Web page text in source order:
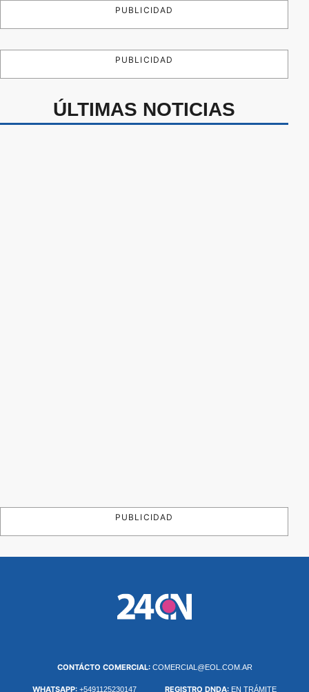
PUBLICIDAD
PUBLICIDAD
ÚLTIMAS NOTICIAS
PUBLICIDAD
CONTÁCTO COMERCIAL: COMERCIAL@EOL.COM.AR
WHATSAPP: +5491125230147 REGISTRO DNDA: EN TRÁMITE